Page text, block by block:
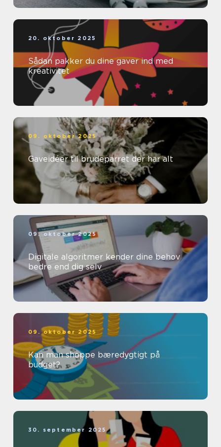
20. oktober 2025
Sådan pakker du dine gaver ind med
kreativitet
09. oktober 2025
Gaveidéer til brudeparret der har alt
09. oktober 2025
Digitale algoritmer kender dine behov
bedre end dig selv
09. oktober 2025
Kan man shoppe bæredygtigt på
budget?
30. september 2025